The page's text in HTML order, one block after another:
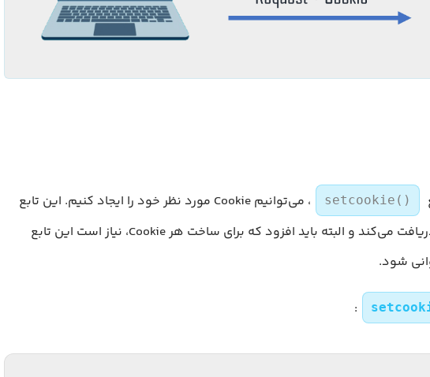
setcookie()
، می‌توانیم Cookie مورد نظر خود را ایجاد کنیم. این تابع
حداکثر شِش آرگومان دریافت می‌کند و البته باید افزود که برای ساخت هر Cookie، نیاز است این تابع
شود.
: